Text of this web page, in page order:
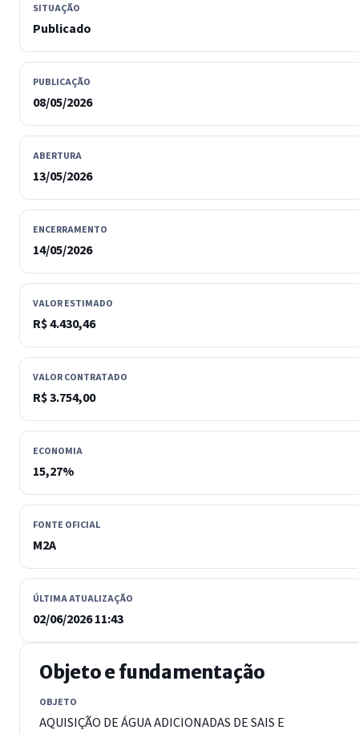
SITUAÇÃO
Publicado
PUBLICAÇÃO
08/05/2026
ABERTURA
13/05/2026
ENCERRAMENTO
14/05/2026
VALOR ESTIMADO
R$ 4.430,46
VALOR CONTRATADO
R$ 3.754,00
ECONOMIA
15,27%
FONTE OFICIAL
M2A
ÚLTIMA ATUALIZAÇÃO
02/06/2026 11:43
Objeto e fundamentação
OBJETO
AQUISIÇÃO DE ÁGUA ADICIONADAS DE SAIS E